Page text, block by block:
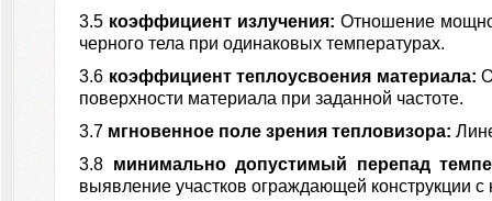
3.5 коэффициент излучения:Отношение
черного тела при одинаковых температурах.
3.6 коэффициент теплоусвоения материала:
поверхности материала при заданной частоте.
3.7 мгновенное поле зрения тепловизора:
3.8 минимально допустимый перепад
выявление участков ограждающей конструкции